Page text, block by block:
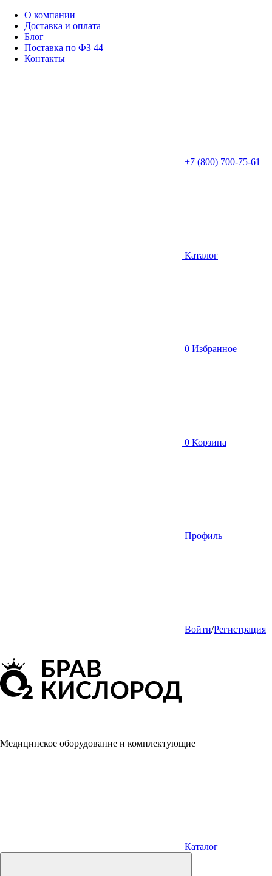
О компании
Доставка и оплата
Блог
Поставка по ФЗ 44
Контакты
+7 (800) 700-75-61
Каталог
0 Избранное
0 Корзина
Профиль
Войти/Регистрация
Медицинское оборудование и комплектующие
Каталог